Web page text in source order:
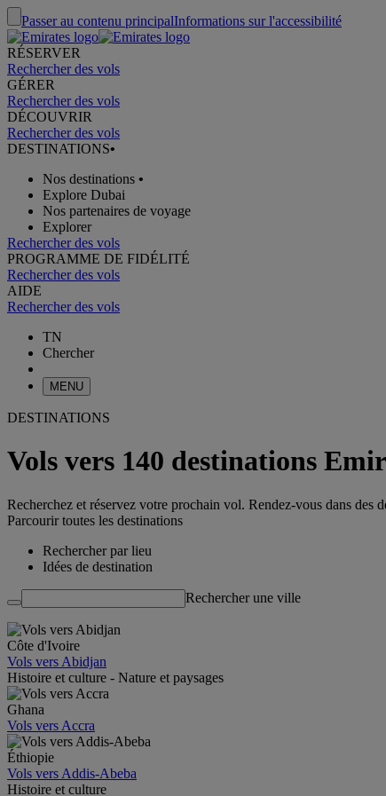
Passer au contenu principalInformations sur l'accessibilité
RÉSERVER
Rechercher des vols
GÉRER
Rechercher des vols
DÉCOUVRIR
Rechercher des vols
DESTINATIONS•
Nos destinations •
Explore Dubai
Nos partenaires de voyage
Explorer
Rechercher des vols
PROGRAMME DE FIDÉLITÉ
Rechercher des vols
AIDE
Rechercher des vols
TN
Chercher
MENU
DESTINATIONS
Vols vers 140 destinations
Recherchez et réservez votre prochain vol. Rendez-vous dans
Parcourir toutes les destinations
Rechercher par lieu
Idées de destination
Rechercher une ville
Côte d'Ivoire
Vols vers Abidjan
Histoire et culture - Nature et paysages
Ghana
Vols vers Accra
Éthiopie
Vols vers Addis-Abeba
Histoire et culture